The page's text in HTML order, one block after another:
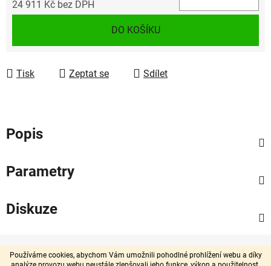
Používáme cookies, abychom Vám umožnili pohodlné prohlížení webu a díky
24 911 Kč bez DPH
DO KOŠÍKU
Tisk Zeptat se Sdílet
Popis
Parametry
Diskuze